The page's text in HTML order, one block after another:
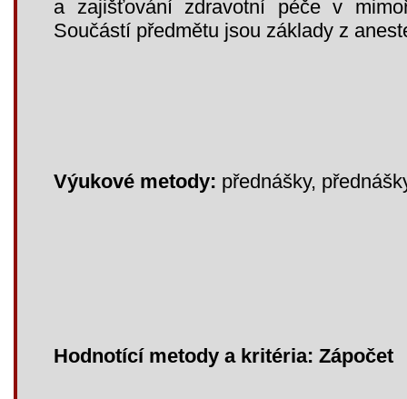
a zajišťování zdravotní péče v
Součástí předmětu jsou základy z
Výukové metody: přednášky,
Hodnotící metody a kritéria: Zápočet